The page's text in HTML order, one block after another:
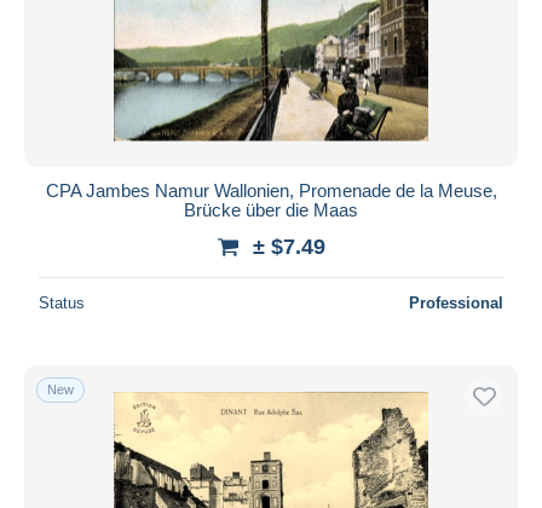
CPA Jambes Namur Wallonien, Promenade de la Meuse,
Brücke über die Maas
± $7.49
Status Professional
New